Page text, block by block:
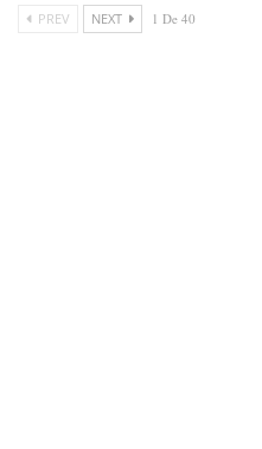
PREV NEXT 1 De 40